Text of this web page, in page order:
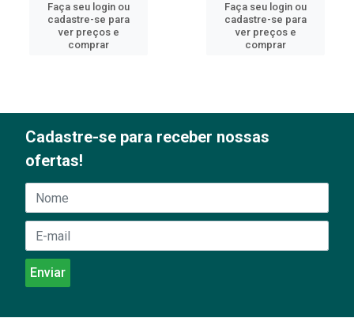
Faça seu login ou
cadastre-se para
ver preços e
comprar
Faça seu login ou
cadastre-se para
ver preços e
comprar
Cadastre-se para receber nossas
ofertas!